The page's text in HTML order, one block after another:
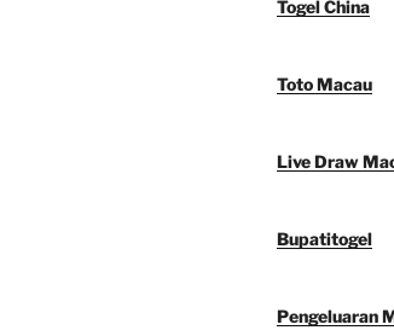
Togel China
Toto Macau
Live Draw
Bupatitogel
Pengeluaran